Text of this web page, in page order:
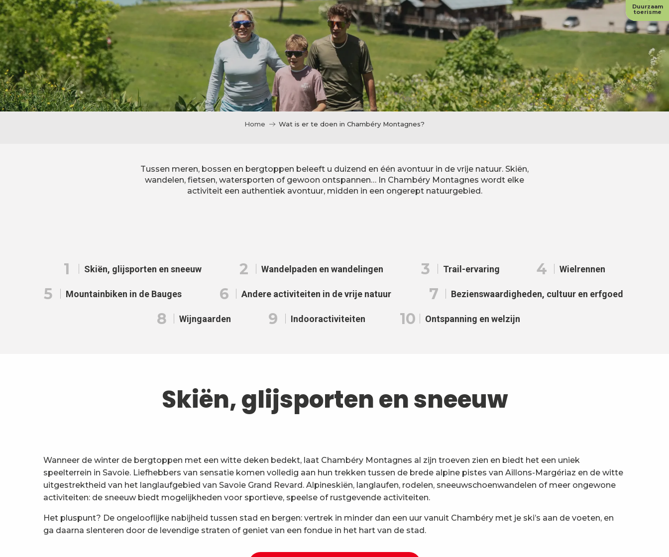
Duurzaam
toerisme
Home Wat is er te doen in Chambéry Montagnes?
Tussen meren, bossen en bergtoppen beleeft u duizend en één avontuur in de vrije natuur. Skiën,
wandelen, fietsen, watersporten of gewoon ontspannen… In Chambéry Montagnes wordt elke
activiteit een authentiek avontuur, midden in een ongerept natuurgebied.
1 Skiën, glijsporten en sneeuw 2 Wandelpaden en wandelingen 3 Trail-ervaring 4 Wielrennen
5 Mountainbiken in de Bauges 6 Andere activiteiten in de vrije natuur 7 Bezienswaardigheden, cultuur en erfgoed
8 Wijngaarden 9 Indooractiviteiten 10 Ontspanning en welzijn
Skiën, glijsporten en sneeuw
Wanneer de winter de bergtoppen met een witte deken bedekt, laat Chambéry Montagnes al zijn troeven zien en biedt het een uniek
speelterrein in Savoie. Liefhebbers van sensatie komen volledig aan hun trekken tussen de brede alpine pistes van Aillons-Margériaz en de witte
uitgestrektheid van het langlaufgebied van Savoie Grand Revard. Alpineskiën, langlaufen, rodelen, sneeuwschoenwandelen of meer ongewone
activiteiten: de sneeuw biedt mogelijkheden voor sportieve, speelse of rustgevende activiteiten.
Het pluspunt? De ongelooflijke nabijheid tussen stad en bergen: vertrek in minder dan een uur vanuit Chambéry met je ski’s aan de voeten, en
ga daarna slenteren door de levendige straten of geniet van een fondue in het hart van de stad.